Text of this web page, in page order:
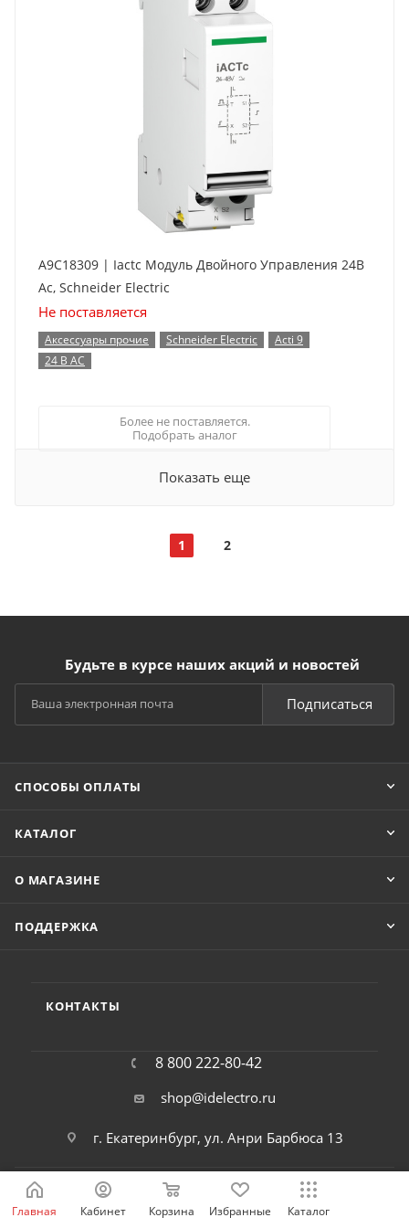
A9C18309 | Iactc Модуль Двойного Управления 24В
Ас, Schneider Electric
Не поставляется
Аксессуары прочие Schneider Electric
Acti 9
24 В AC
Более не поставляется.
Подобрать аналог
Показать еще
1 2
Будьте в курсе наших акций и новостей
Подписаться
СПОСОБЫ ОПЛАТЫ
КАТАЛОГ
О МАГАЗИНЕ
ПОДДЕРЖКА
КОНТАКТЫ
8 800 222-80-42
shop@idelectro.ru
г. Екатеринбург, ул. Анри Барбюса 13
2026 © ООО «АйДи-Электро»
Главная Кабинет Корзина Избранные Каталог